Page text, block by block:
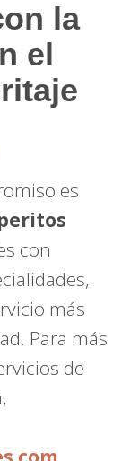
la
el
es
con
más
Para más
de